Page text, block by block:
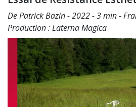
De Patrick Bazin - 2022 - 3 min -
Production : Laterna Magica